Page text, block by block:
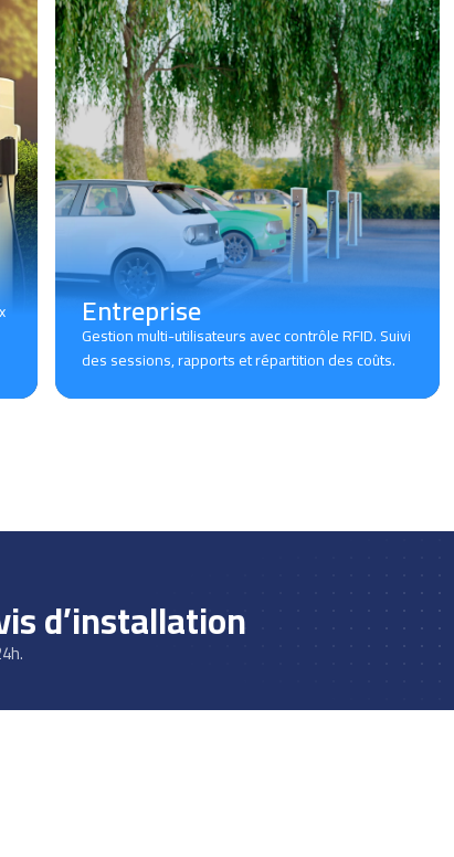
Entreprise
Gestion multi-utilisateurs avec contrôle RFID. Suivi
des sessions, rapports et répartition des coûts.
d’installation